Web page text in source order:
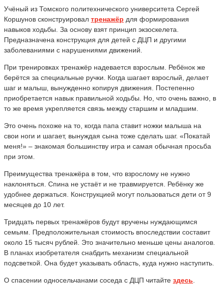
Учёный из Томского политехнического университета Сергей
Коршунов сконструировал тренажёр для формирования
навыков ходьбы. За основу взят принцип экзоскелета.
Предназначена конструкция для детей с ДЦП и другими
заболеваниями с нарушениями движений.
При тренировках тренажёр надевается взрослым. Ребёнок же
берётся за специальные ручки
Когда шагает взрослый, делает
шаг и малыш , вынужденно копируя движения.
Постепенно
приобретается навык правильной ходьбы. Но, что очень важно, в
то же время укрепляется связь между старшим и младшим.
Это очень похоже на то, когда папа ставит ножки малыша на
свои ноги и шагает, вынуждая сына тоже сделать шаг. «Покатай
меня!» – знакомая большинству игра и самая обычная просьба
при этом.
Преимущества тренажёра в том, что взрослому не нужно
наклоняться. Спина не устаёт и не травмируется. Ребёнку же
удобнее держаться. Конструкцией могут пользоваться дети от 9
месяцев до 10 лет.
Тридцать первых тренажёров будут вручены нуждающимся
семьям. Предположительная стоимость впоследствии составит
около 15 тысяч рублей. Это значительно меньше цены аналогов.
В планах изобретателя снабдить механизм специальной
подсветкой. Она будет указывать область, куда нужно наступить
О спасении односельчанами соседа с ДЦП читайте здесь